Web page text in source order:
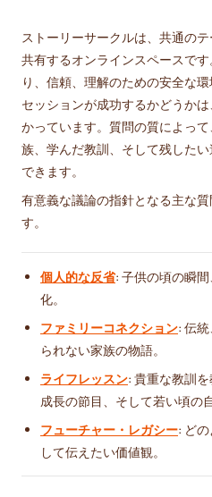
ストーリーサークルは、共通の
共有するオンラインスペースで
り、信頼、理解のための安全な
セッションが成功するかどうか
かっています。質問の質によっ
族、学んだ教訓、そして残した
できます。
有意義な議論の指針となる主な
す。
個人的な反省: 子供の頃の瞬
化。
ファミリーコネクション: 伝
られない家族の物語。
ライフレッスン: 貴重な教訓
成長の節目、そして若い頃の
フューチャー・レガシー: ど
して伝えたい価値観。